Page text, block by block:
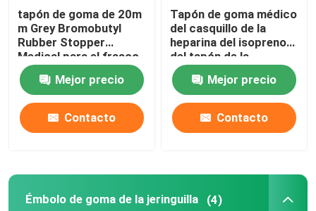
tapón de goma de 20m
m Grey Bromobutyl
Rubber Stopper
Medical para el frasco
de la inyección
Mejor precio
Contacto
Tapón de goma médico
del casquillo de la
heparina del isopreno
del tapón de la
heparina
Mejor precio
Contacto
Émbolo de goma de la jeringuilla (4)